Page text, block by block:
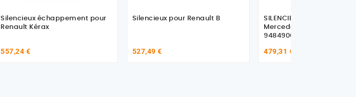
Silencieux échappement pour
Renault Kérax
557,24 €
Silencieux pour Renault B
527,49 €
SILENCIEUX Euro 3 pour
Mercedes Benz Actros
9484900301
479,31 €